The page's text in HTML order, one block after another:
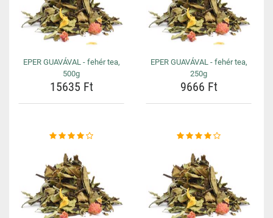
EPER GUAVÁVAL - fehér tea,
500g
15635 Ft
EPER GUAVÁVAL - fehér tea,
250g
9666 Ft